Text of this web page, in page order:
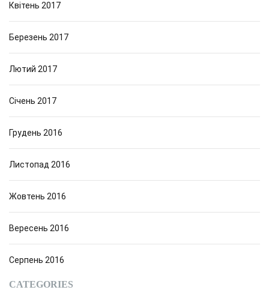
Квітень 2017
Березень 2017
Лютий 2017
Січень 2017
Грудень 2016
Листопад 2016
Жовтень 2016
Вересень 2016
Серпень 2016
CATEGORIES